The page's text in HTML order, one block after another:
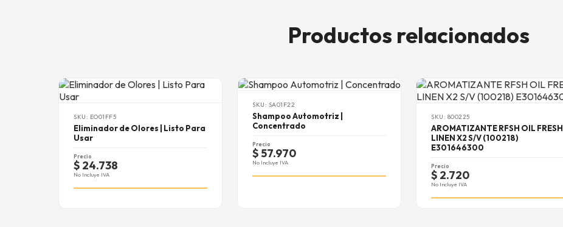
Productos relacionados
SKU: EO01FF5
Eliminador de Olores | Listo Para
Usar
Precio
$ 24.738
No Incluye IVA
SKU: SA01F22
Shampoo Automotriz |
Concentrado
Precio
$ 57.970
No Incluye IVA
SKU: 800225
AROMATIZANTE RFSH OIL FRESH
LINEN X2 S/V (100218)
E301646300
Precio
$ 2.720
No Incluye IVA